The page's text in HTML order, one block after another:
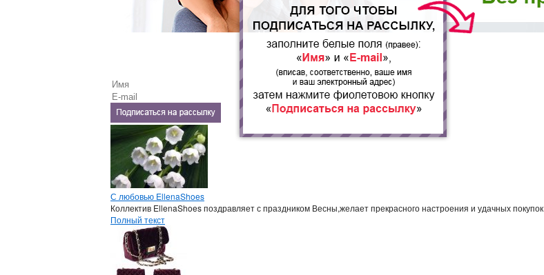
С любовью EllenaShoes
Коллектив EllenaShoes поздравляет с праздником Весны,желает прекрасного настроения и удачных покупок
Полный текст